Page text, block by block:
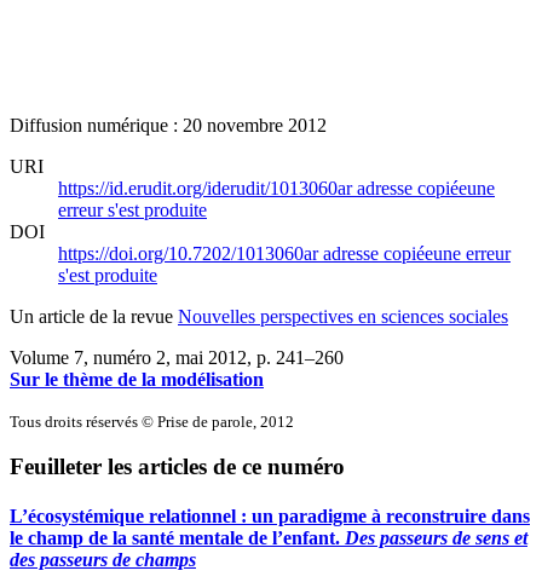
Diffusion numérique : 20 novembre 2012
URI
https://id.erudit.org/iderudit/1013060aradresse copiéeune
erreur s'est produite
DOI
https://doi.org/10.7202/1013060aradresse copiéeune erreur
s'est produite
Un article de la revue Nouvelles perspectives en sciences sociales
Volume 7, numéro 2, mai 2012, p. 241–260
Sur le thème de la modélisation
Tous droits réservés © Prise de parole, 2012
Feuilleter les articles de ce numéro
L’écosystémique relationnel : un paradigme à reconstruire dans
le champ de la santé mentale de l’enfant. Des passeurs de sens et
des passeurs de champs